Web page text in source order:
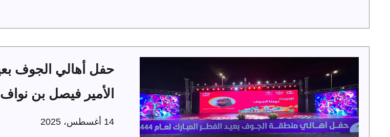
الأمير فيصل بن نواف
14 أغسطس، 2025